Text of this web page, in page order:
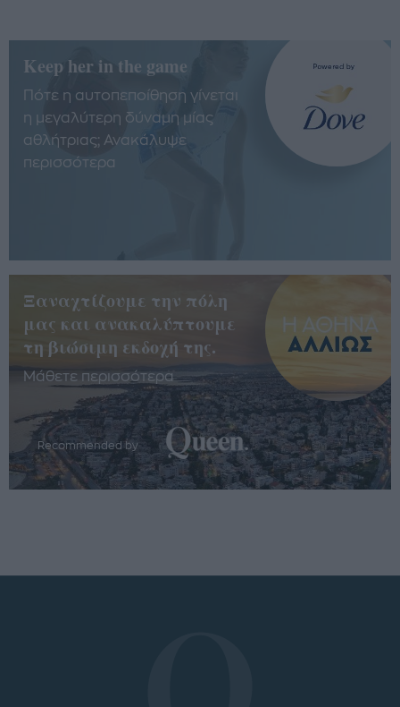
Keep her in the game
Πότε η αυτοπεποίθηση γίνεται
η μεγαλύτερη δύναμη μίας
αθλήτριας; Ανακάλυψε
περισσότερα
Ξαναχτίζουμε την πόλη
μας και ανακαλύπτουμε
τη βιώσιμη εκδοχή της.
Μάθετε περισσότερα
Recommended by